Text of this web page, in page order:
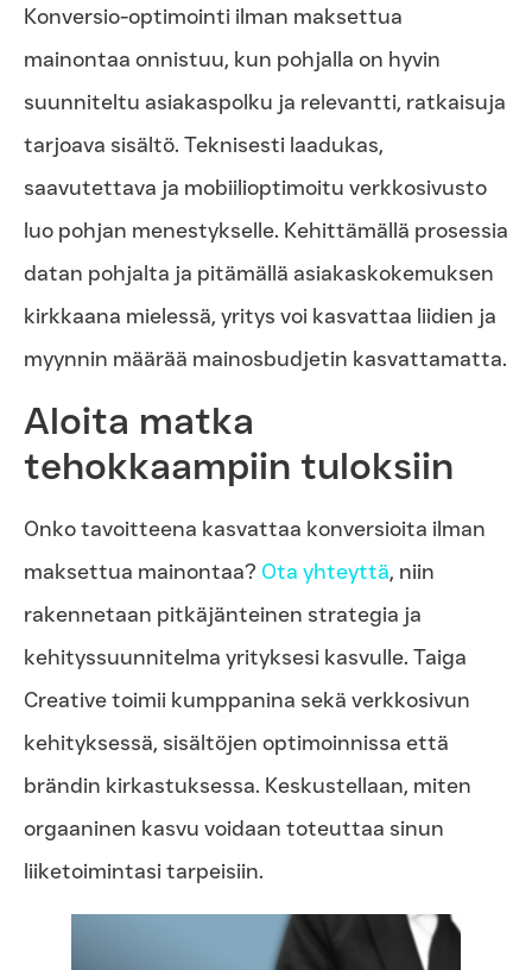
Konversio-optimointi ilman maksettua
mainontaa onnistuu, kun pohjalla on hyvin
suunniteltu asiakaspolku ja relevantti, ratkaisuja
tarjoava sisältö. Teknisesti laadukas,
saavutettava ja mobiilioptimoitu verkkosivusto
luo pohjan menestykselle. Kehittämällä prosessia
datan pohjalta ja pitämällä asiakaskokemuksen
kirkkaana mielessä, yritys voi kasvattaa liidien ja
myynnin määrää mainosbudjetin kasvattamatta.
Aloita matka
tehokkaampiin tuloksiin
Onko tavoitteena kasvattaa konversioita ilman
maksettua mainontaa? Ota yhteyttä, niin
rakennetaan pitkäjänteinen strategia ja
kehityssuunnitelma yrityksesi kasvulle. Taiga
Creative toimii kumppanina sekä verkkosivun
kehityksessä, sisältöjen optimoinnissa että
brändin kirkastuksessa. Keskustellaan, miten
orgaaninen kasvu voidaan toteuttaa sinun
liiketoimintasi tarpeisiin.